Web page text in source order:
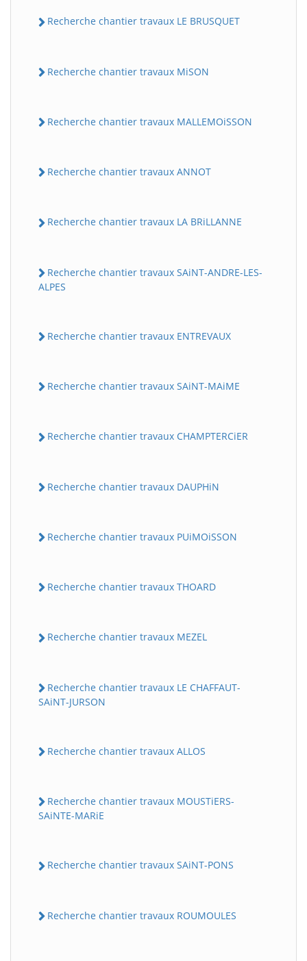
Recherche chantier travaux LE BRUSQUET
Recherche chantier travaux MiSON
Recherche chantier travaux MALLEMOiSSON
Recherche chantier travaux ANNOT
Recherche chantier travaux LA BRiLLANNE
Recherche chantier travaux SAiNT-ANDRE-LES-
ALPES
Recherche chantier travaux ENTREVAUX
Recherche chantier travaux SAiNT-MAiME
Recherche chantier travaux CHAMPTERCiER
Recherche chantier travaux DAUPHiN
Recherche chantier travaux PUiMOiSSON
Recherche chantier travaux THOARD
Recherche chantier travaux MEZEL
Recherche chantier travaux LE CHAFFAUT-
SAiNT-JURSON
Recherche chantier travaux ALLOS
Recherche chantier travaux MOUSTiERS-
SAiNTE-MARiE
Recherche chantier travaux SAiNT-PONS
Recherche chantier travaux ROUMOULES